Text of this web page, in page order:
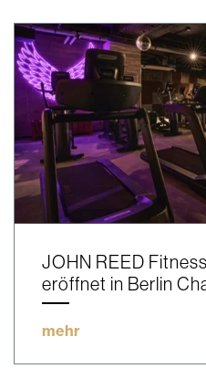
JOHN REED
eröffnet in Berlin
mehr